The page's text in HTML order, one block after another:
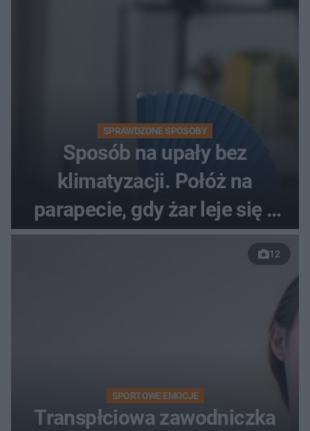
SPRAWDZONE SPOSOBY
Sposób na upały bez
klimatyzacji. Połóż na
parapecie, gdy żar leje się z
nieba
12
SPORTOWE EMOCJE
Transpłciowa zawodniczka